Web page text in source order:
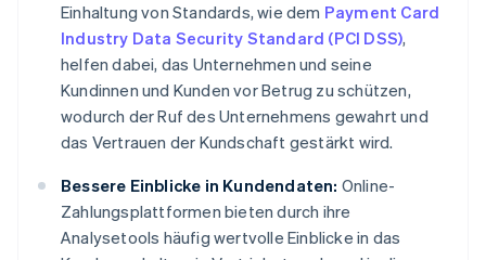
Einhaltung von Standards, wie dem Payment Card
Industry Data Security Standard (PCI DSS),
helfen dabei, das Unternehmen und seine
Kundinnen und Kunden vor Betrug zu schützen,
wodurch der Ruf des Unternehmens gewahrt und
das Vertrauen der Kundschaft gestärkt wird.
Bessere Einblicke in Kundendaten: Online-
Zahlungsplattformen bieten durch ihre
Analysetools häufig wertvolle Einblicke in das